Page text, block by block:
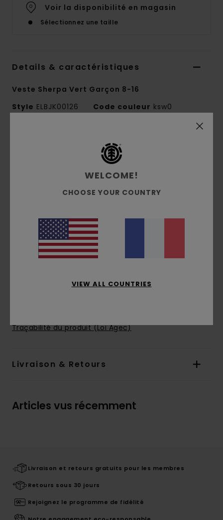
Voir la disponibilité en magasin
Sélectionnez une taille
Details & caractéristiques
Veste Sherpa Vert Garçon 8-16
Style ELBJK00126 Code couleur ksw0
Mainline
Matière sherpa 100% polyester
Manches :manches longues
Système de fermeture :
intégrale
Poches :poches sur le côté
Traçabilité du produit (Loi Agec)
Livraison & Retours
Articles vus récemment
Livraison et retours gratuits pour les membres
Retours sous 30 jours
Rejoignez le programme de fidélité
WELCOME!
CHOOSE YOUR COUNTRY
VIEW ALL COUNTRIES